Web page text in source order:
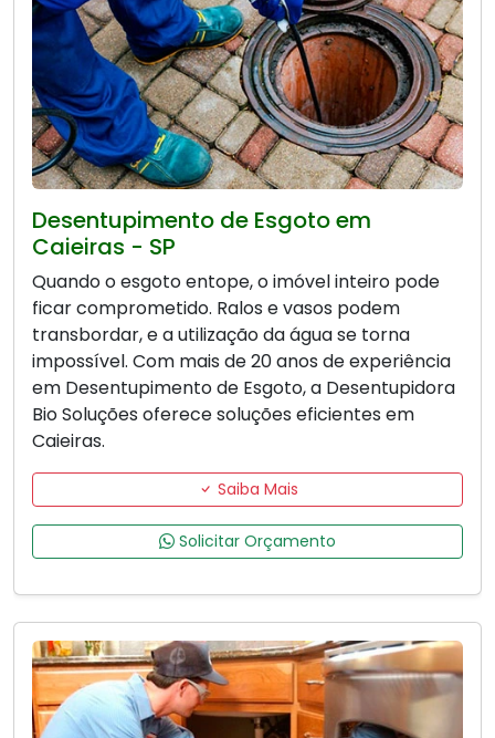
Desentupimento de Esgoto em
Caieiras - SP
Quando o esgoto entope, o imóvel inteiro pode
ficar comprometido. Ralos e vasos podem
transbordar, e a utilização da água se torna
impossível. Com mais de 20 anos de experiência
em Desentupimento de Esgoto, a Desentupidora
Bio Soluções oferece soluções eficientes em
Caieiras.
Saiba Mais
Solicitar Orçamento